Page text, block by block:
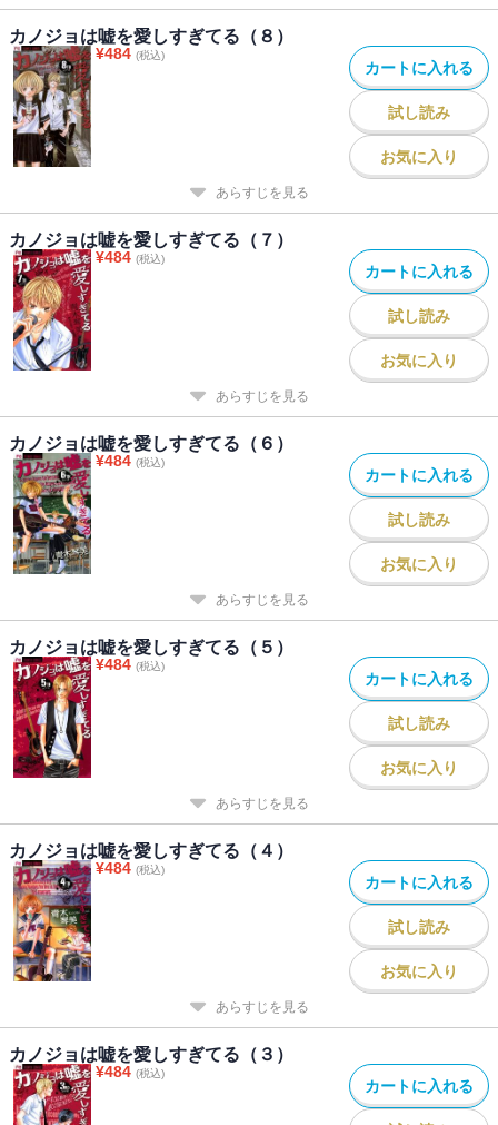
カノジョは嘘を愛しすぎてる（８）
¥484 (税込)
カートに入れる
試し読み
お気に入り
あらすじを見る
カノジョは嘘を愛しすぎてる（７）
¥484 (税込)
カートに入れる
試し読み
お気に入り
あらすじを見る
カノジョは嘘を愛しすぎてる（６）
¥484 (税込)
カートに入れる
試し読み
お気に入り
あらすじを見る
カノジョは嘘を愛しすぎてる（５）
¥484 (税込)
カートに入れる
試し読み
お気に入り
あらすじを見る
カノジョは嘘を愛しすぎてる（４）
¥484 (税込)
カートに入れる
試し読み
お気に入り
あらすじを見る
カノジョは嘘を愛しすぎてる（３）
¥484 (税込)
カートに入れる